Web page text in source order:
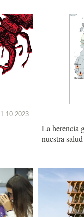
La herencia
nuestra